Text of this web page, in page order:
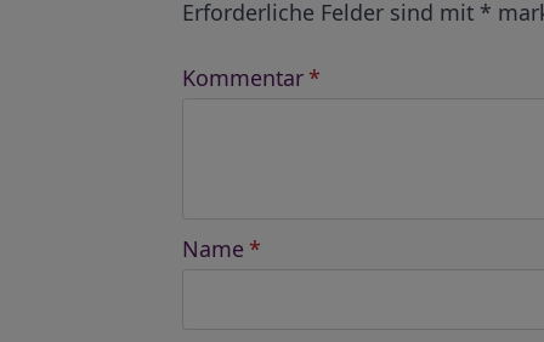
Erforderliche Felder sind mit *
Kommentar *
Name *